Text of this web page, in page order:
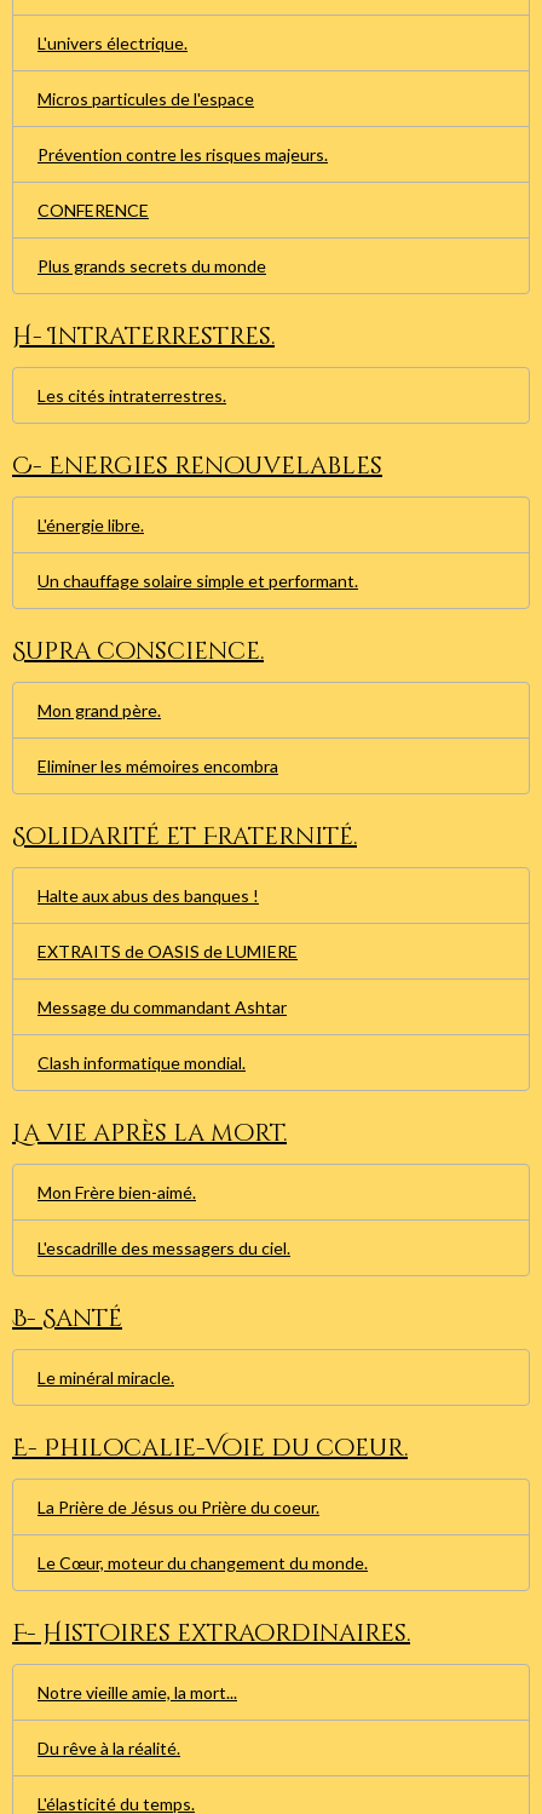
L'univers électrique.
Micros particules de l'espace
Prévention contre les risques majeurs.
CONFERENCE
Plus grands secrets du monde
H- Intraterrestres.
Les cités intraterrestres.
C- Energies renouvelables
L'énergie libre.
Un chauffage solaire simple et performant.
Supra conscience.
Mon grand père.
Eliminer les mémoires encombra
Solidarité et Fraternité.
Halte aux abus des banques !
EXTRAITS de OASIS de LUMIERE
Message du commandant Ashtar
Clash informatique mondial.
La vie après la mort.
Mon Frère bien-aimé.
L'escadrille des messagers du ciel.
B- Santé
Le minéral miracle.
E- Philocalie-Voie du coeur.
La Prière de Jésus ou Prière du coeur.
Le Cœur, moteur du changement du monde.
F- Histoires extraordinaires.
Notre vieille amie, la mort...
Du rêve à la réalité.
L'élasticité du temps.